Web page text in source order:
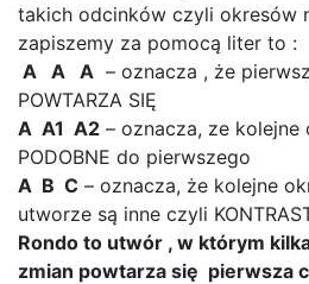
takich odcinków czyli okresów
zapiszemy za pomocą liter to :
A A A – oznacza , że
POWTARZA SIĘ
A A1 A2 – oznacza, ze kolejne
PODOBNE do pierwszego
A B C – oznacza, że kolejne
utworze są inne czyli
Rondo to utwór , w którym
zmian powtarza się pierwsza